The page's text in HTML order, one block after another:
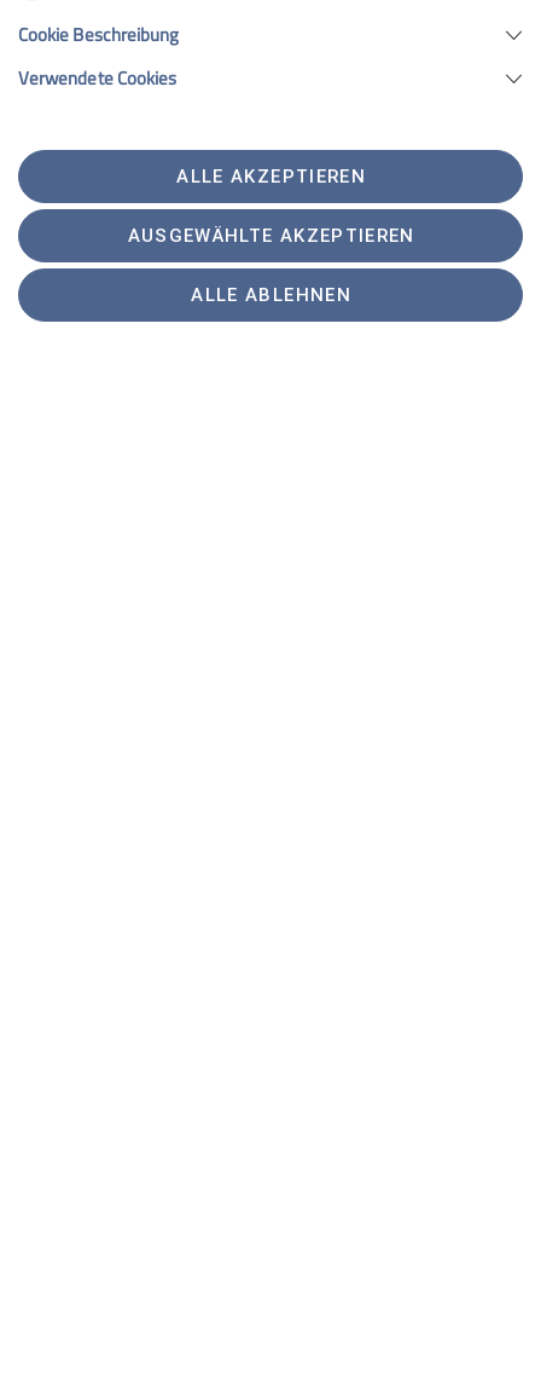
das Team Bayern vor der Lombardei und Tirol.
Cookie Beschreibung
Verwendete Cookies
ALLE AKZEPTIEREN
AUSGEWÄHLTE AKZEPTIEREN
ALLE ABLEHNEN